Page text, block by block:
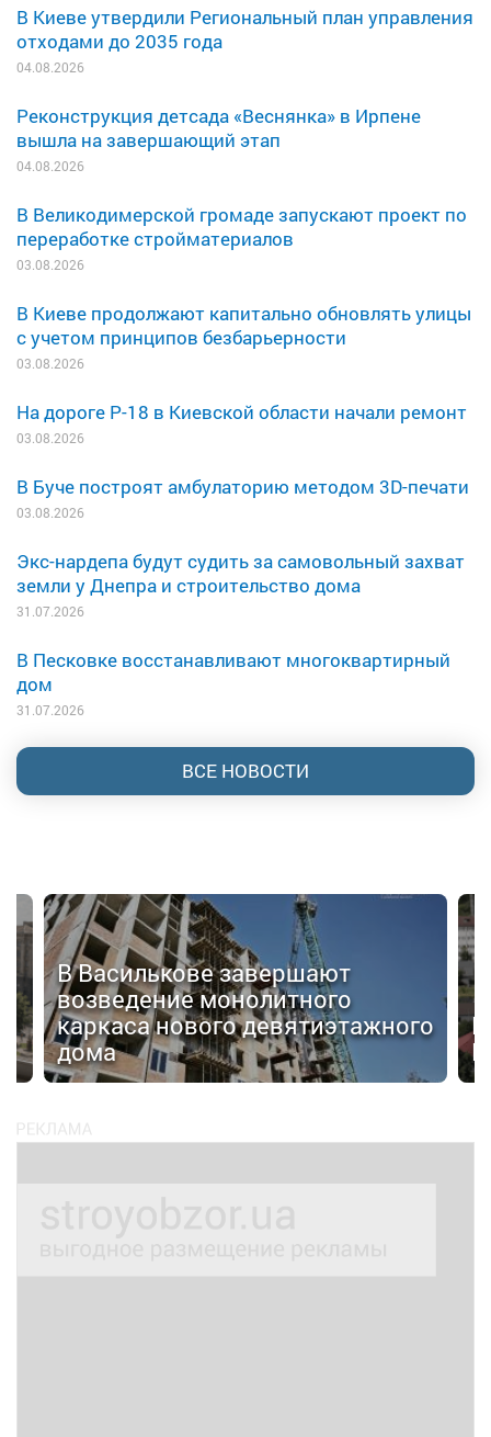
В Киеве утвердили Региональный план управления
отходами до 2035 года
04.08.2026
Реконструкция детсада «Веснянка» в Ирпене
вышла на завершающий этап
04.08.2026
В Великодимерской громаде запускают проект по
переработке стройматериалов
03.08.2026
В Киеве продолжают капитально обновлять улицы
с учетом принципов безбарьерности
03.08.2026
На дороге Р-18 в Киевской области начали ремонт
03.08.2026
В Буче построят амбулаторию методом 3D-печати
03.08.2026
Экс-нардепа будут судить за самовольный захват
земли у Днепра и строительство дома
31.07.2026
В Песковке восстанавливают многоквартирный
дом
31.07.2026
ВСЕ НОВОСТИ
В Василькове завершают
возведение монолитного
каркаса нового девятиэтажного
дома
В